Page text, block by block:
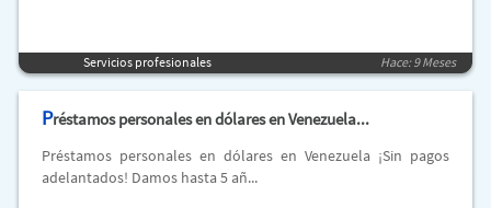
Servicios profesionales Hace: 9 Meses
Préstamos personales en dólares en Venezuela...
Préstamos personales en dólares en Venezuela ¡Sin pagos
adelantados! Damos hasta 5 añ...